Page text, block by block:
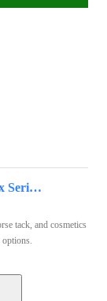
Crimson Desert (Xbox Series X/S, PC) - Xbox Live Key - GLOBAL
tack, and cosmetics